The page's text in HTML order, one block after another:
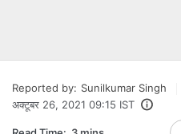
Reported by: Sunilkumar Singh
अक्टूबर 26, 2021 09:15 IST